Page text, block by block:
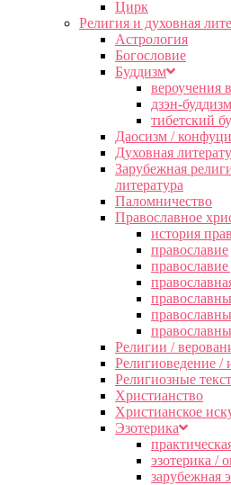
Цирк
Религия и духовная
Астрология
Богословие
Буддизм
вероучения
дзэн-буддизм
тибетский
Даосизм /
Духовная
Зарубежная
литература
Паломничество
Православное
история
православие
православие
Религии /
Религиоведение /
Религиозные
Христианство
Христианское
Эзотерика
эзотерика /
зарубежная